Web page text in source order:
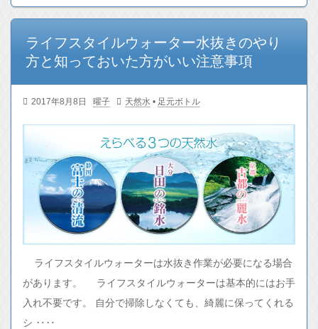
ライフスタイルウォーター水抜きのやり
方と知っておいた方がいい注意事項
2017年8月8日 曜子 天然水 • 足元ボトル
ライフスタイルウォーターは水抜き作業が必要になる場合
があります。 ライフスタイルウォーターは基本的にはお手
入れ不要です。 自分で掃除しなくても、綺麗に保ってくれる
シ ‥‥